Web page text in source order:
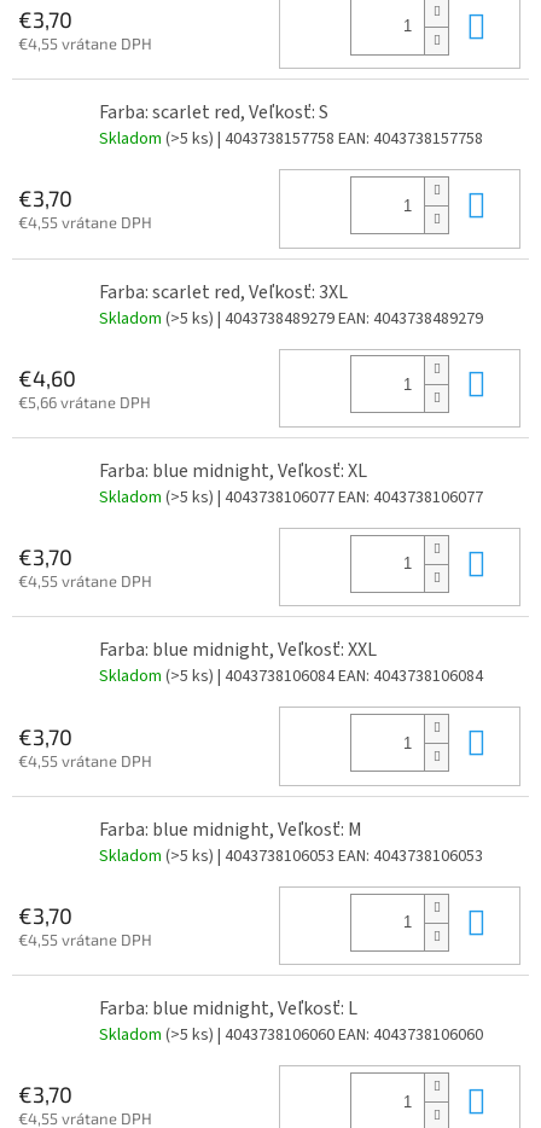
€3,70
€4,55 vrátane DPH
Farba: scarlet red, Veľkosť: S
Skladom (>5 ks) | 4043738157758 EAN: 4043738157758
€3,70
€4,55 vrátane DPH
Farba: scarlet red, Veľkosť: 3XL
Skladom (>5 ks) | 4043738489279EAN: 4043738489279
€4,60
€5,66 vrátane DPH
Farba: blue midnight, Veľkosť: XL
Skladom (>5 ks) | 4043738106077EAN: 4043738106077
€3,70
€4,55 vrátane DPH
Farba: blue midnight, Veľkosť: XXL
Skladom (>5 ks) | 4043738106084EAN: 4043738106084
€3,70
€4,55 vrátane DPH
Farba: blue midnight, Veľkosť: M
Skladom (>5 ks) | 4043738106053 EAN: 4043738106053
€3,70
€4,55 vrátane DPH
Farba: blue midnight, Veľkosť: L
Skladom (>5 ks) | 4043738106060EAN: 4043738106060
€3,70
€4,55 vrátane DPH